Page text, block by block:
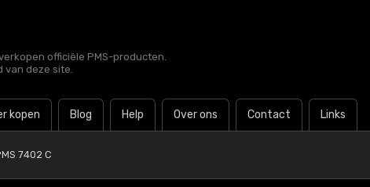
officiële PMS-producten.
van deze site.
kopen Blog Help Over ons Contact Links
7402 C